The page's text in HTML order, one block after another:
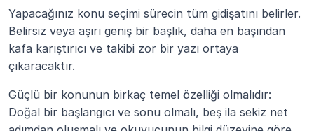
Yapacağınız konu seçimi sürecin tüm gidişatını belirler.
Belirsiz veya aşırı geniş bir başlık, daha en başından
kafa karıştırıcı ve takibi zor bir yazı ortaya
çıkaracaktır.
Güçlü bir konunun birkaç temel özelliği olmalıdır:
Doğal bir başlangıcı ve sonu olmalı, beş ila sekiz net